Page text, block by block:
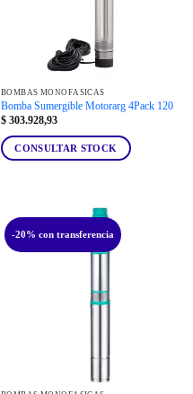
BOMBAS MONOFÁSICAS
Bomba Sumergible Motorarg 4Pack 120
$303.928,93
CONSULTAR STOCK
-20% con transferencia